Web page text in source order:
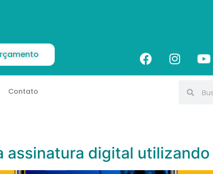
Contato
assinatura digital utilizando